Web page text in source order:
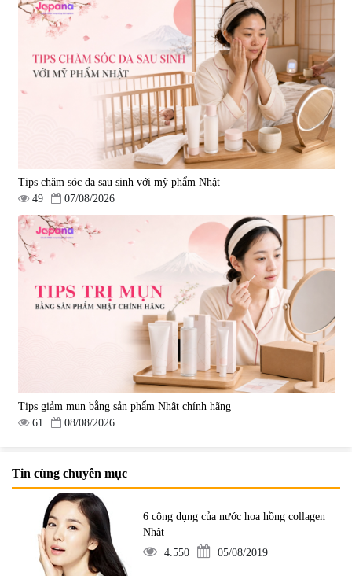
Tips chăm sóc da sau sinh với mỹ phẩm Nhật
49
07/08/2026
Tips giảm mụn bằng sản phẩm Nhật chính hãng
61
08/08/2026
Tin cùng chuyên mục
6 công dụng của nước hoa hồng collagen
Nhật
4.550
05/08/2019